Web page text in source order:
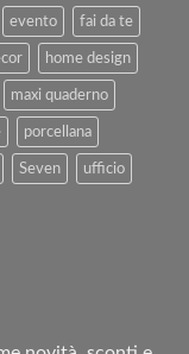
evento fai da te
home design
maxi quaderno
porcellana
Seven ufficio